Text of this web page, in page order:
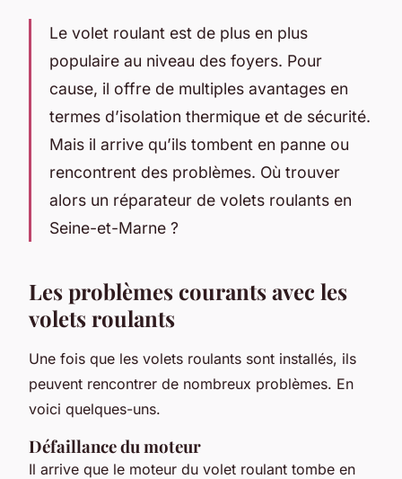
Le volet roulant est de plus en plus
populaire au niveau des foyers. Pour
cause, il offre de multiples avantages en
termes d’isolation thermique et de sécurité.
Mais il arrive qu’ils tombent en panne ou
rencontrent des problèmes. Où trouver
alors un réparateur de volets roulants en
Seine-et-Marne ?
Les problèmes courants avec les
volets roulants
Une fois que les volets roulants sont installés, ils
peuvent rencontrer de nombreux problèmes. En
voici quelques-uns.
Défaillance du moteur
Il arrive que le moteur du volet roulant tombe en